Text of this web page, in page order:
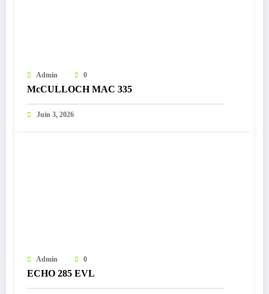
Admin 0
McCULLOCH MAC 335
Juin 3, 2026
Admin 0
ECHO 285 EVL